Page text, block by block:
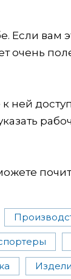
вам
очень
ней